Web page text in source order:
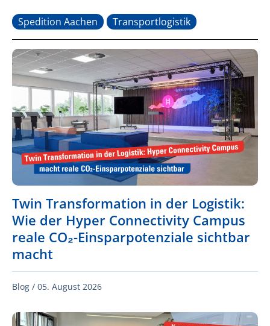
Spedition Aachen Transportlogistik
Twin Transformation in der Logistik:
Wie der Hyper Connectivity Campus
reale CO₂-Einsparpotenziale sichtbar
macht
Blog / 05. August 2026